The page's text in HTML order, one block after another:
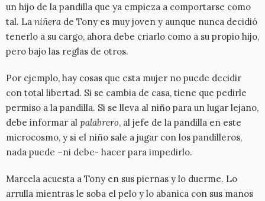
un hijo de la pandilla que ya empieza a comportarse como
tal. La niñera de Tony es muy joven y aunque nunca decidió
tenerlo a su cargo, ahora debe criarlo como a su propio hijo,
pero bajo las reglas de otros.
Por ejemplo, hay cosas que esta mujer no puede decidir
con total libertad. Si se cambia de casa, tiene que pedirle
permiso a la pandilla. Si se lleva al niño para un lugar lejano,
debe informar al palabrero, al jefe de la pandilla en este
microcosmo, y si el niño sale a jugar con los pandilleros,
nada puede –ni debe- hacer para impedirlo.
Marcela acuesta a Tony en sus piernas y lo duerme. Lo
arrulla mientras le soba el pelo y lo abanica con sus manos